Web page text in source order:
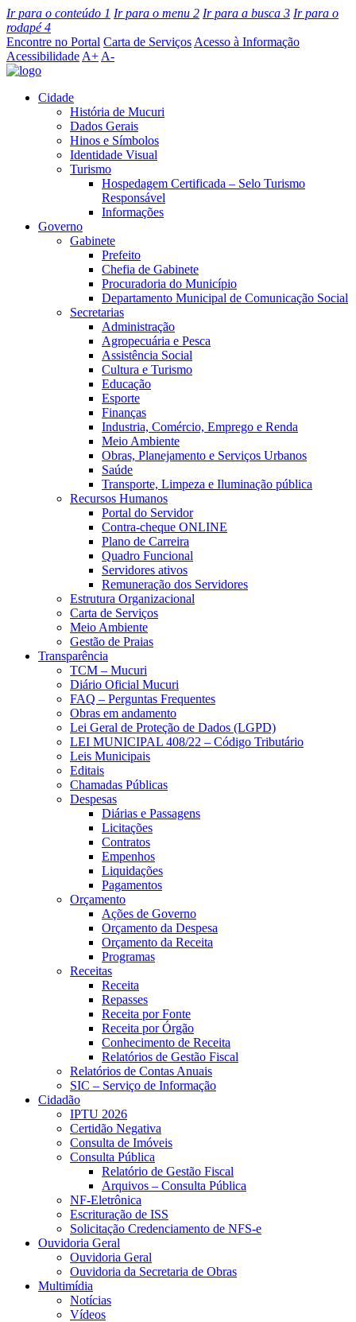
Ir para o conteúdo 1 Ir para o menu 2 Ir para a busca 3 Ir para o
rodapé4
Encontre no Portal Carta de Serviços Acesso à Informação
Acessibilidade A+ A-
Cidade
História de Mucuri
Dados Gerais
Hinos e Símbolos
Identidade Visual
Turismo
Hospedagem Certificada – Selo Turismo
Responsável
Informações
Governo
Gabinete
Prefeito
Chefia de Gabinete
Procuradoria do Município
Departamento Municipal de Comunicação Social
Secretarias
Administração
Agropecuária e Pesca
Assistência Social
Cultura e Turismo
Educação
Esporte
Finanças
Industria, Comércio, Emprego e Renda
Meio Ambiente
Obras, Planejamento e Serviços Urbanos
Saúde
Transporte, Limpeza e Iluminação pública
Recursos Humanos
Portal do Servidor
Contra-cheque ONLINE
Plano de Carreira
Quadro Funcional
Servidores ativos
Remuneração dos Servidores
Estrutura Organizacional
Carta de Serviços
Meio Ambiente
Gestão de Praias
Transparência
TCM – Mucuri
Diário Oficial Mucuri
FAQ – Perguntas Frequentes
Obras em andamento
Lei Geral de Proteção de Dados (LGPD)
LEI MUNICIPAL 408/22 – Código Tributário
Leis Municipais
Editais
Chamadas Públicas
Despesas
Diárias e Passagens
Licitações
Contratos
Empenhos
Liquidações
Pagamentos
Orçamento
Ações de Governo
Orçamento da Despesa
Orçamento da Receita
Programas
Receitas
Receita
Repasses
Receita por Fonte
Receita por Órgão
Conhecimento de Receita
Relatórios de Gestão Fiscal
Relatórios de Contas Anuais
SIC – Serviço de Informação
Cidadão
IPTU 2026
Certidão Negativa
Consulta de Imóveis
Consulta Pública
Relatório de Gestão Fiscal
Arquivos – Consulta Pública
NF-Eletrônica
Escrituração de ISS
Solicitação Credenciamento de NFS-e
Ouvidoria Geral
Ouvidoria Geral
Ouvidoria da Secretaria de Obras
Multimídia
Notícias
Vídeos